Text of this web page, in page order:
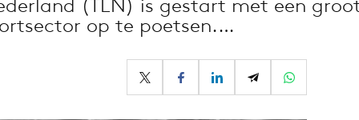
Merkstrategie
PR
(TLN) is gestart met een
op te poetsen.…